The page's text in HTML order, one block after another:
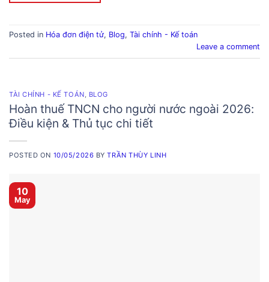
Posted in Hóa đơn điện tử, Blog, Tài chính - Kế toán
Leave a comment
TÀI CHÍNH - KẾ TOÁN, BLOG
Hoàn thuế TNCN cho người nước ngoài 2026:
Điều kiện & Thủ tục chi tiết
POSTED ON 10/05/2026 BYTRẦN THÙY LINH
10
May